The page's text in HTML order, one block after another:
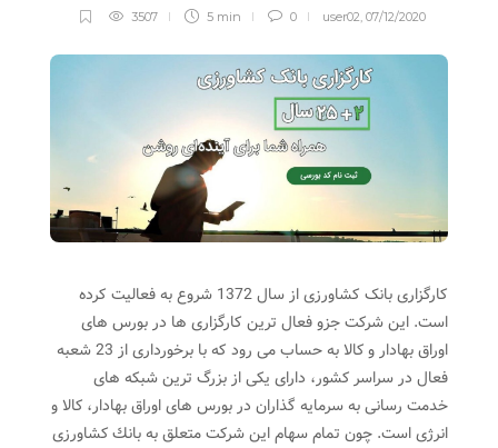
user02, 07/12/2020
0
5 min
3507
کارگزاری بانک کشاورزی از سال 1372 شروع به فعالیت کرده
است. این شرکت جزو فعال ترین کارگزاری ها در بورس های
اوراق بهادار و كالا به حساب می رود که با برخورداری از 23 شعبه
فعال در سراسر كشور، دارای یکی از بزرگ ترین شبکه های
خدمت رسانی به سرمایه گذاران در بورس های اوراق بهادار، كالا و
انرژی است. چون تمام سهام این شرکت متعلق به بانك كشاورزی